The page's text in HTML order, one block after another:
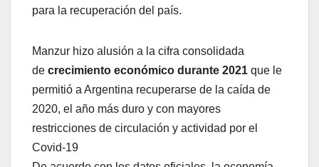
para la recuperación del país.
Manzur hizo alusión a la cifra consolidada
de crecimiento económico durante 2021 que le
permitió a Argentina recuperarse de la caída de
2020, el año más duro y con mayores
restricciones de circulación y actividad por el
Covid-19